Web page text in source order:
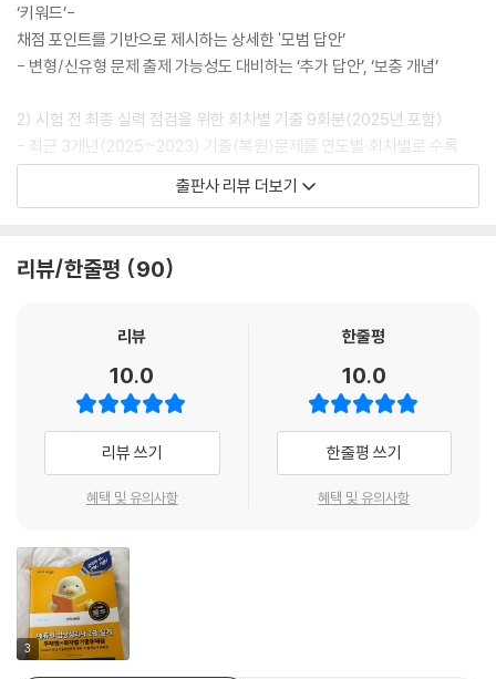
‘키워드’-
채점 포인트를 기반으로 제시하는 상세한 '모범 답안’
- 변형/신유형 문제 출제 가능성도 대비하는 ‘추가 답안’, ‘보충 개념’
2) 시험 전 최종 실력 점검을 위한 회차별 기출 9회분(2025년 포함)
- 최근 3개년(2025~2023) 기출(복원)문제를 연도별·회차별로 수록
- 회차별 출제 유형에 따라 중요 개념 및 빈출, 신유형 확인
- 가능한 모든 답안을 정리한 ‘한눈에 보는 모범답안’
- 최근 10개년(2025~2016) 기출(복원)문제 중 가장 많이 출제된 키워
- 챕터별 출제경향·키워드별 출제연도 수록을 통한 중요도 파악
출판사 리뷰 더보기
리뷰/한줄평 90
리뷰
10.0
리뷰 쓰기
혜택 및 유의사항
한줄평
10.0
한줄평 쓰기
혜택 및 유의사항
3